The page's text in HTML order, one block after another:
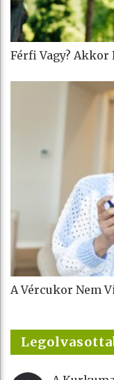
Férfi Vagy? Akkor
A Vércukor Nem